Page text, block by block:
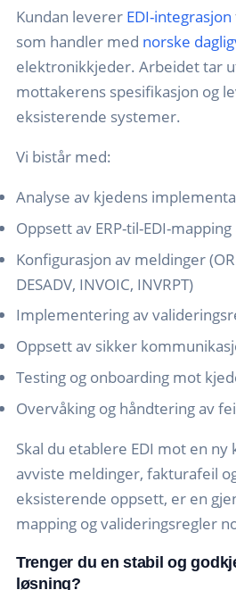
Kundan leverer EDI-integrasjon
som handler med norske
elektronikkjeder. Arbeidet tar
mottakerens spesifikasjon og
eksisterende systemer.
Vi bistår med:
Analyse av kjedens
Oppsett av ERP-til-EDI-mapping
Konfigurasjon av meldinger
DESADV, INVOIC, INVRPT)
Implementering av
Oppsett av sikker
Testing og onboarding mot
Overvåking og håndtering av
Skal du etablere EDI mot en
avviste meldinger, fakturafeil
eksisterende oppsett, er en
mapping og valideringsregler
Trenger du en stabil og
løsning?